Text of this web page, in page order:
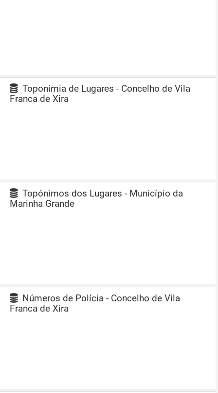
Toponímia de Lugares - Concelho de Vila
Franca de Xira
Topónimos dos Lugares - Município da
Marinha Grande
Números de Polícia - Concelho de Vila
Franca de Xira